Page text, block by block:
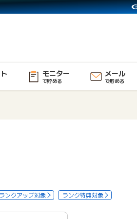
モニター
で貯める
メール
で貯める
ランクアップ対象 ランク特典対象